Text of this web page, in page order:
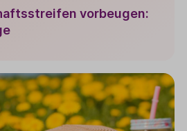
vorbeugen: